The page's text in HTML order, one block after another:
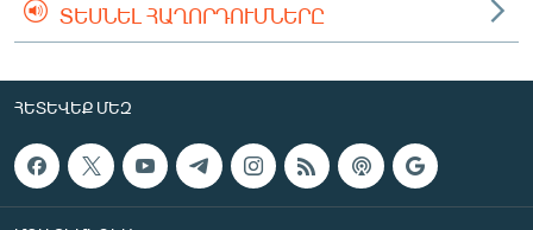
ՏԵՍՆԵԼ ՀԱՂՈՐԴՈՒՄՆԵՐԸ
ՀԵՏԵՎԵՔ ՄԵԶ